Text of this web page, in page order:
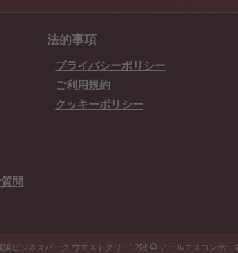
問
法的事項
プライバシーポリシー
ご利用規約
クッキーポリシー
ビジネスパーク ウエストタワー12階 © アールエスコンポー